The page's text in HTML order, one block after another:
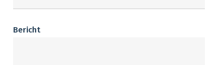
Bericht